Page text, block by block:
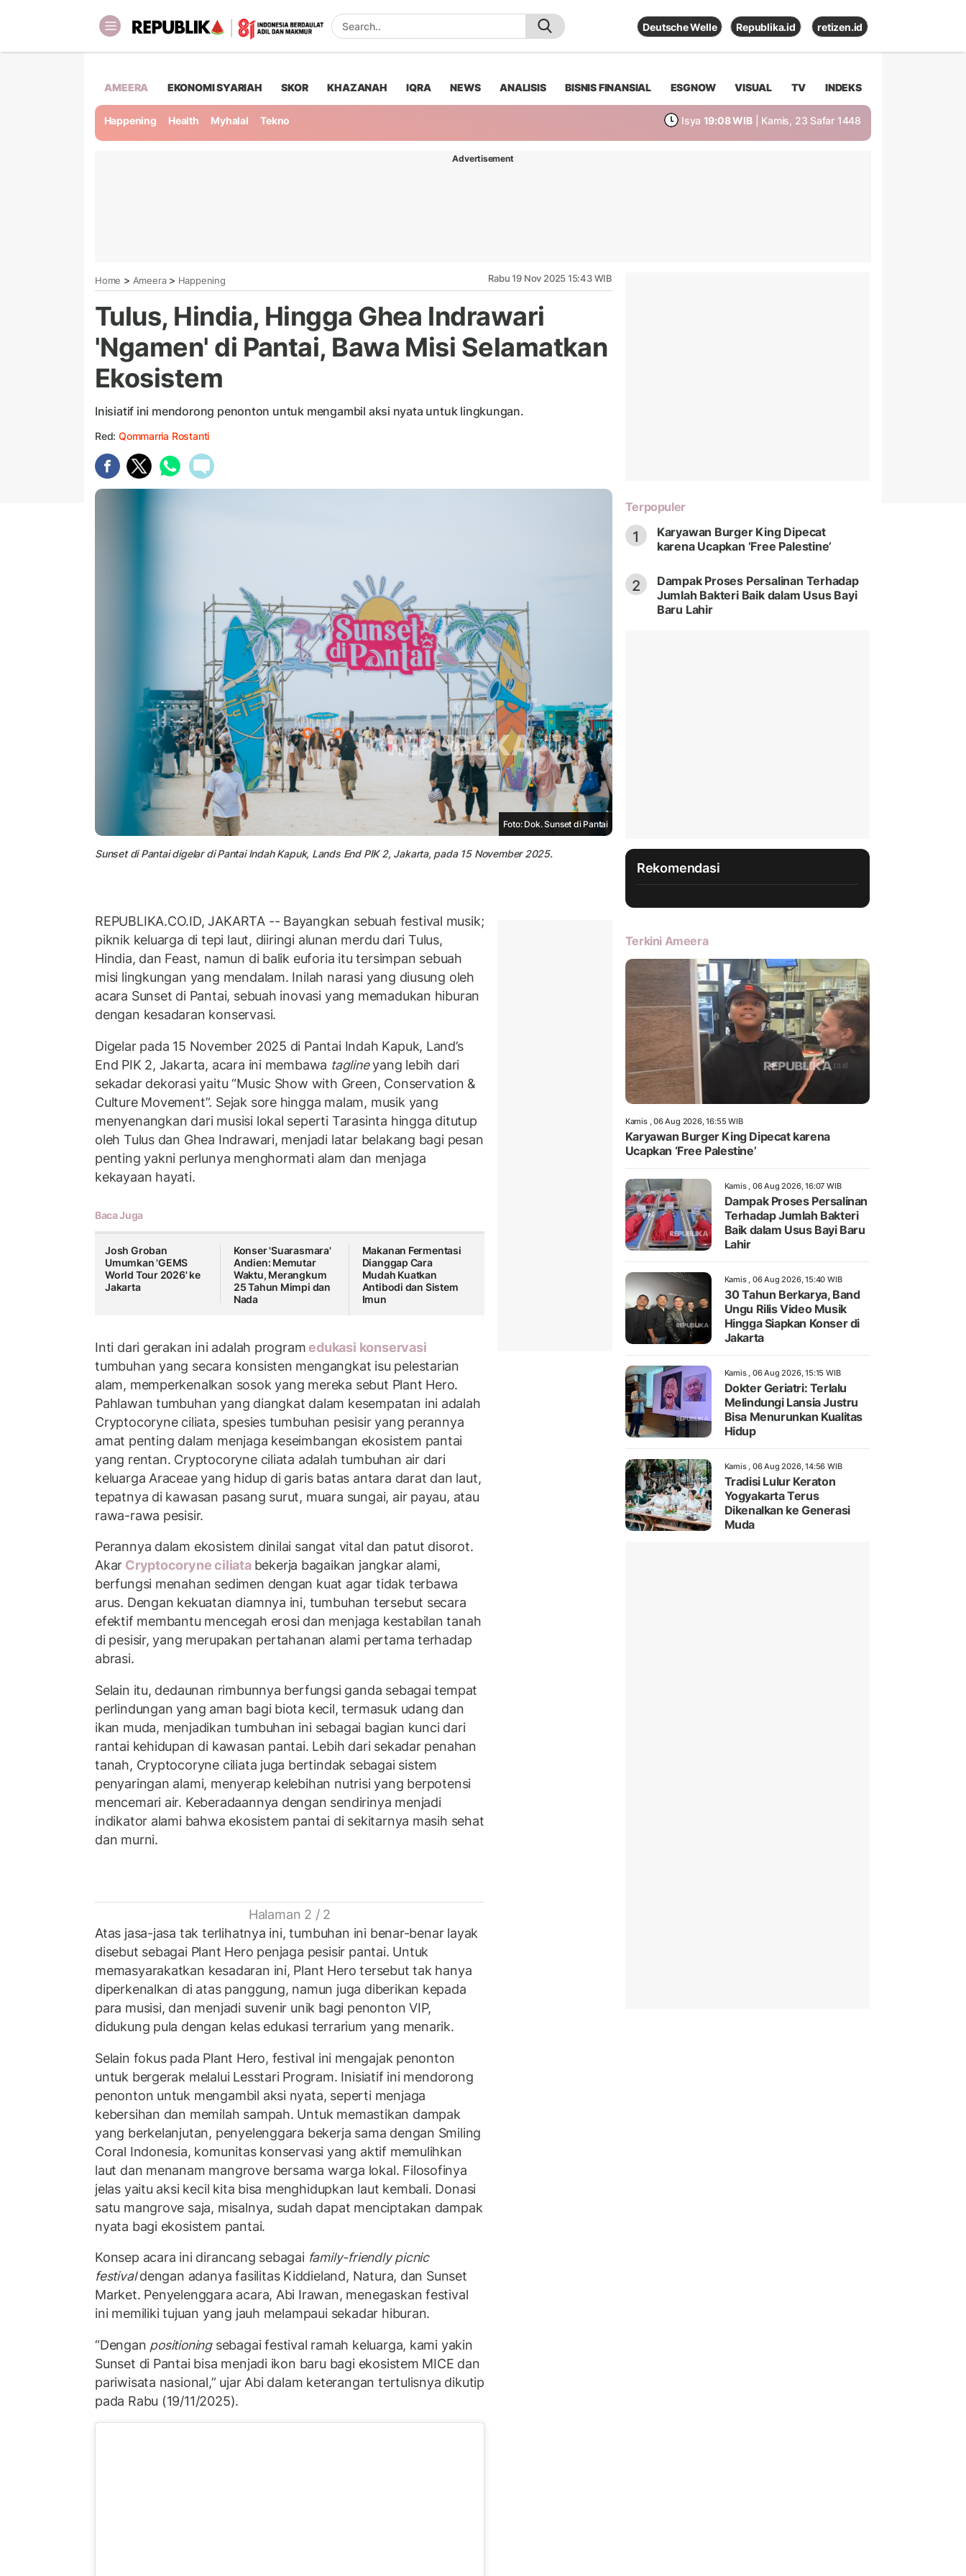
Deutsche Welle Republika.id retizen.id
AMEERA EKONOMI SYARIAH SKOR KHAZANAH IQRA NEWS ANALISIS BISNIS FINANSIAL ESGNOW VISUAL TV INDEKS
Happening Health Myhalal Tekno Isya 19:08 WIB | Kamis, 23 Safar 1448
Advertisement
Home > Ameera> Happening Rabu 19 Nov 2025 15:43 WIB
Tulus, Hindia, Hingga Ghea Indrawari
'Ngamen' di Pantai, Bawa Misi Selamatkan
Ekosistem
Inisiatif ini mendorong penonton untuk mengambil aksi nyata untuk lingkungan.
Red: Qommarria Rostanti
Foto: Dok. Sunset di Pantai
Sunset di Pantai digelar di Pantai Indah Kapuk, Lands End PIK 2, Jakarta, pada 15 November 2025.
REPUBLIKA.CO.ID, JAKARTA -- Bayangkan sebuah festival musik;
piknik keluarga di tepi laut, diiringi alunan merdu dari Tulus,
Hindia, dan Feast, namun di balik euforia itu tersimpan sebuah
misi lingkungan yang mendalam. Inilah narasi yang diusung oleh
acara Sunset di Pantai, sebuah inovasi yang memadukan hiburan
dengan kesadaran konservasi.
Digelar pada 15 November 2025 di Pantai Indah Kapuk, Land’s
End PIK 2, Jakarta, acara ini membawa taglineyang lebih dari
sekadar dekorasi yaitu “Music Show with Green, Conservation &
Culture Movement”. Sejak sore hingga malam, musik yang
menyenangkan dari musisi lokal seperti Tarasinta hingga ditutup
oleh Tulus dan Ghea Indrawari, menjadi latar belakang bagi pesan
penting yakni perlunya menghormati alam dan menjaga
kekayaan hayati.
Baca Juga
Josh Groban
Umumkan 'GEMS
World Tour 2026' ke
Jakarta
Konser 'Suarasmara'
Andien: Memutar
Waktu, Merangkum
25 Tahun Mimpi dan
Nada
Makanan Fermentasi
Dianggap Cara
Mudah Kuatkan
Antibodi dan Sistem
Imun
Inti dari gerakan ini adalah programedukasi konservasi
tumbuhan yang secara konsisten mengangkat isu pelestarian
alam, memperkenalkan sosok yang mereka sebut Plant Hero.
Pahlawan tumbuhan yang diangkat dalam kesempatan ini adalah
Cryptocoryne ciliata, spesies tumbuhan pesisir yang perannya
amat penting dalam menjaga keseimbangan ekosistem pantai
yang rentan. Cryptocoryne ciliata adalah tumbuhan air dari
keluarga Araceae yang hidup di garis batas antara darat dan laut,
tepatnya di kawasan pasang surut, muara sungai, air payau, atau
rawa-rawa pesisir.
Perannya dalam ekosistem dinilai sangat vital dan patut disorot.
Akar Cryptocoryne ciliata bekerja bagaikan jangkar alami,
berfungsi menahan sedimen dengan kuat agar tidak terbawa
arus. Dengan kekuatan diamnya ini, tumbuhan tersebut secara
efektif membantu mencegah erosi dan menjaga kestabilan tanah
di pesisir, yang merupakan pertahanan alami pertama terhadap
abrasi.
Selain itu, dedaunan rimbunnya berfungsi ganda sebagai tempat
perlindungan yang aman bagi biota kecil, termasuk udang dan
ikan muda, menjadikan tumbuhan ini sebagai bagian kunci dari
rantai kehidupan di kawasan pantai. Lebih dari sekadar penahan
tanah, Cryptocoryne ciliata juga bertindak sebagai sistem
penyaringan alami, menyerap kelebihan nutrisi yang berpotensi
mencemari air. Keberadaannya dengan sendirinya menjadi
indikator alami bahwa ekosistem pantai di sekitarnya masih sehat
dan murni.
Halaman 2 / 2
Atas jasa-jasa tak terlihatnya ini, tumbuhan ini benar-benar layak
disebut sebagai Plant Hero penjaga pesisir pantai. Untuk
memasyarakatkan kesadaran ini, Plant Hero tersebut tak hanya
diperkenalkan di atas panggung, namun juga diberikan kepada
para musisi, dan menjadi suvenir unik bagi penonton VIP,
didukung pula dengan kelas edukasi terrarium yang menarik.
Selain fokus pada Plant Hero, festival ini mengajak penonton
untuk bergerak melalui Lesstari Program. Inisiatif ini mendorong
penonton untuk mengambil aksi nyata, seperti menjaga
kebersihan dan memilah sampah. Untuk memastikan dampak
yang berkelanjutan, penyelenggara bekerja sama dengan Smiling
Coral Indonesia, komunitas konservasi yang aktif memulihkan
laut dan menanam mangrove bersama warga lokal. Filosofinya
jelas yaitu aksi kecil kita bisa menghidupkan laut kembali. Donasi
satu mangrove saja, misalnya, sudah dapat menciptakan dampak
nyata bagi ekosistem pantai.
Konsep acara ini dirancang sebagai family-friendly picnic
festivaldengan adanya fasilitas Kiddieland, Natura, dan Sunset
Market. Penyelenggara acara, Abi Irawan, menegaskan festival
ini memiliki tujuan yang jauh melampaui sekadar hiburan.
“Dengan positioningsebagai festival ramah keluarga, kami yakin
Sunset di Pantai bisa menjadi ikon baru bagi ekosistem MICE dan
pariwisata nasional,” ujar Abi dalam keterangan tertulisnya dikutip
pada Rabu (19/11/2025).
Terpopuler
1
Karyawan Burger King Dipecat
karena Ucapkan ‘Free Palestine’
2
Dampak Proses Persalinan Terhadap
Jumlah Bakteri Baik dalam Usus Bayi
Baru Lahir
Rekomendasi
Terkini Ameera
Kamis , 06 Aug 2026, 16:55 WIB
Karyawan Burger King Dipecat karena
Ucapkan ‘Free Palestine’
Kamis , 06 Aug 2026, 16:07 WIB
Dampak Proses Persalinan
Terhadap Jumlah Bakteri
Baik dalam Usus Bayi Baru
Lahir
Kamis , 06 Aug 2026, 15:40 WIB
30 Tahun Berkarya, Band
Ungu Rilis Video Musik
Hingga Siapkan Konser di
Jakarta
Kamis , 06 Aug 2026, 15:15 WIB
Dokter Geriatri: Terlalu
Melindungi Lansia Justru
Bisa Menurunkan Kualitas
Hidup
Kamis , 06 Aug 2026, 14:56 WIB
Tradisi Lulur Keraton
Yogyakarta Terus
Dikenalkan ke Generasi
Muda